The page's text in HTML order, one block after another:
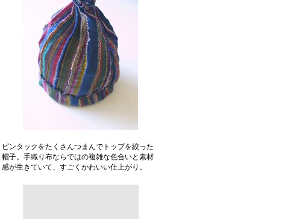
ピンタックをたくさんつまんでトップを絞った
帽子。手織り布ならではの複雑な色合いと素材
感が生きていて、すごくかわいい仕上がり。